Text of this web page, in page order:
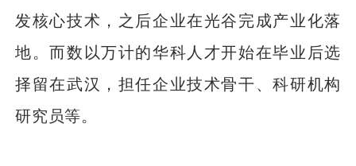
发核心技术，之后企业在光谷完成产业化落
地。而数以万计的华科人才开始在毕业后选
择留在武汉，担任企业技术骨干、科研机构
研究员等。